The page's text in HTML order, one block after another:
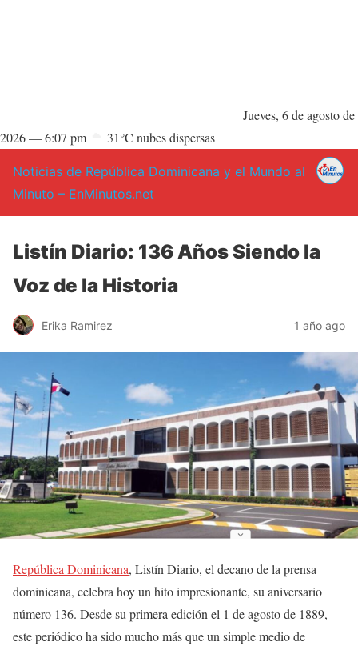
Jueves, 6 de agosto de
2026 —6:07 pm 31°C nubes dispersas
Noticias de República Dominicana y el Mundo al
Minuto – EnMinutos.net
Listín Diario: 136 Años Siendo la
Voz de la Historia
Erika Ramirez 1 año ago
República Dominicana, Listín Diario, el decano de la prensa
dominicana, celebra hoy un hito impresionante, su aniversario
número 136. Desde su primera edición el 1 de agosto de 1889,
este periódico ha sido mucho más que un simple medio de